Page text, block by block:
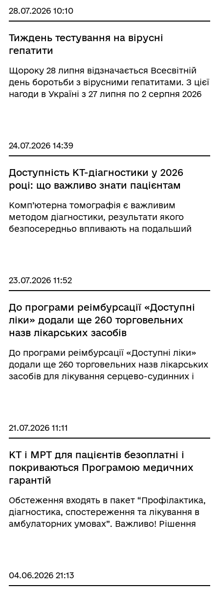
28.07.2026 10:10
Тиждень тестування на вірусні
гепатити
Щороку 28 липня відзначається Всесвітній
день боротьби з вірусними гепатитами. З цієї
нагоди в Україні з 27 липня по 2 серпня 2026
24.07.2026 14:39
Доступність КТ-діагностики у 2026
році: що важливо знати пацієнтам
Комп’ютерна томографія є важливим
методом діагностики, результати якого
безпосередньо впливають на подальший
...
23.07.2026 11:52
До програми реімбурсації «Доступні
ліки» додали ще 260 торговельних
назв лікарських засобів
До програми реімбурсації «Доступні ліки»
додали ще 260 торговельних назв лікарських
засобів для лікування серцево-судинних і
21.07.2026 11:11
КТ і МРТ для пацієнтів безоплатні і
покриваються Програмою медичних
гарантій
Обстеження входять в пакет “Профілактика,
діагностика, спостереження та лікування в
амбулаторних умовах”. Важливо! Рішення
ліка ...
04.06.2026 21:13